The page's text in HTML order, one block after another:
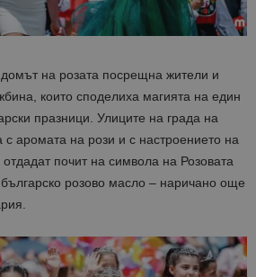
на розата посрещна жители и
които споделиха магията на един
празници. Улиците на града на
с аромата на рози и с настроението на
почит на символа на Розовата
розово масло – наричано още